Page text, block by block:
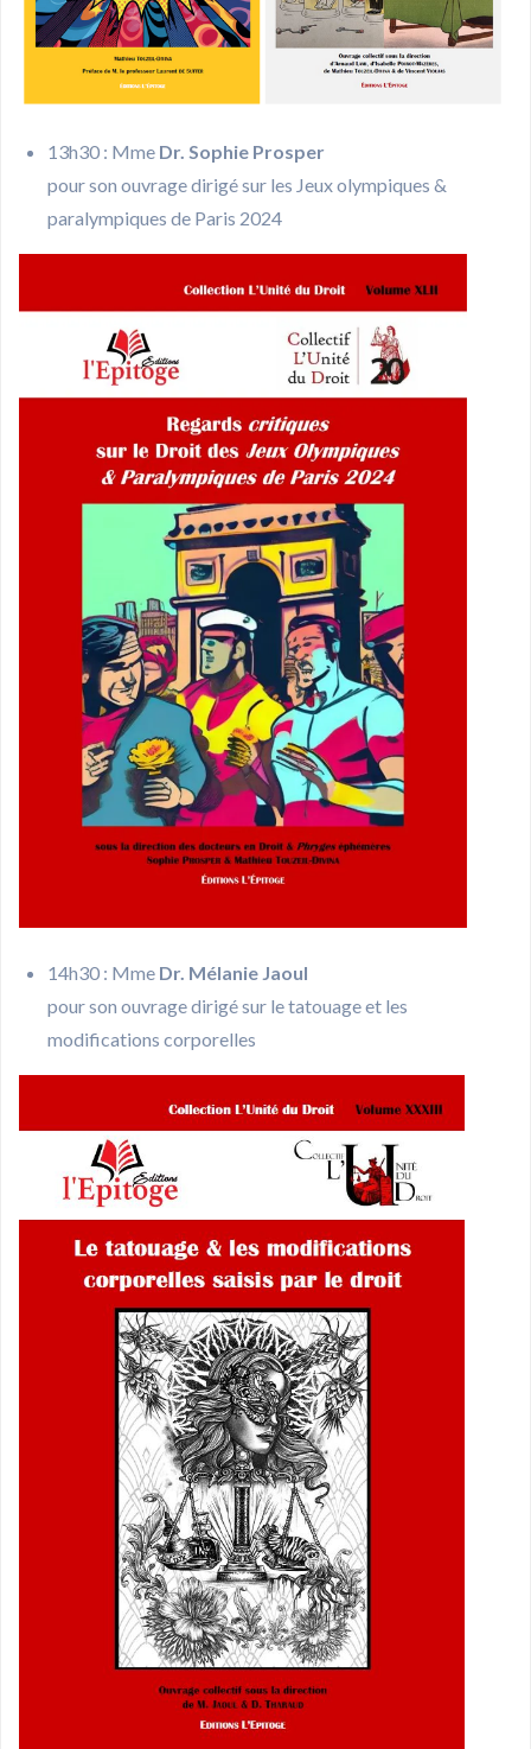
13h30 : Mme Dr. Sophie Prosper
pour son ouvrage dirigé sur les Jeux olympiques &
paralympiques de Paris 2024
14h30 : Mme Dr. Mélanie Jaoul
pour son ouvrage dirigé sur le tatouage et les
modifications corporelles